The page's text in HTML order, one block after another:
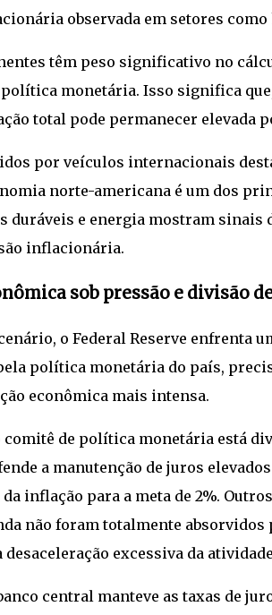
observada em setores como
têm peso significativo no
monetária. Isso significa
total pode permanecer elevada
por veículos internacionais
norte-americana é um dos
duráveis e energia mostram
inflacionária.
sob pressão e divisão
o Federal Reserve enfrenta
política monetária do país,
econômica mais intensa.
comitê de política monetária está
a manutenção de juros
inflação para a meta de 2%.
não foram totalmente absorvidos
excessiva da
central manteve as taxas de